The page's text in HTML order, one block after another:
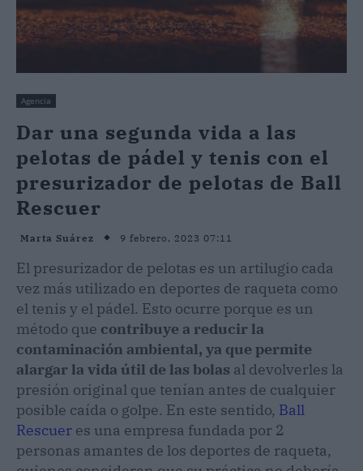
Agencia
Dar una segunda vida a las
pelotas de pádel y tenis con el
presurizador de pelotas de Ball
Rescuer
Marta Suárez 9 febrero, 2023 07:11
El presurizador de pelotas es un artilugio cada
vez más utilizado en deportes de raqueta como
el tenis y el pádel. Esto ocurre porque es un
método que contribuye a reducir la
contaminación ambiental, ya que permite
alargar la vida útil de las bolas al devolverles la
presión original que tenían antes de cualquier
posible caída o golpe. En este sentido, Ball
Rescuer es una empresa fundada por 2
personas amantes de los deportes de raqueta,